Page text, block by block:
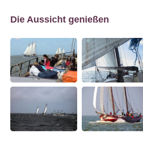
Die Aussicht genießen